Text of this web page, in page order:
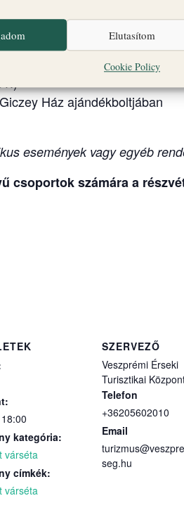
Elutasítom
Cookie Policy
altemplom és
Érseki Palota kertje.
Ház ajándékboltjában
események vagy egyéb
csoportok számára a
kategória:
várséta
címkék:
várséta
SZERVEZŐ
Veszprémi Érseki
Turisztikai
Telefon
+36205602010
Email
seg.hu